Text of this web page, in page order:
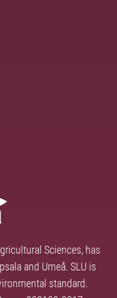
Sciences, has
and Umeå. SLU is
standard.